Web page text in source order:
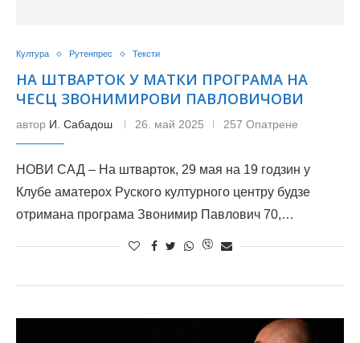
Култура Рутенпрес Тексти
НА ШТВАРТОК У МАТКИ ПРОГРАМА НА
ЧЕСЦ ЗВОНИМИРОВИ ПАВЛОВИЧОВИ
автор И. Сабадош 26. май 2025 257 Опатрене
НОВИ САД – На штварток, 29 мая на 19 годзин у
Клубе аматерох Руского културного центру будзе
отримана програма Звонимир Павлович 70,…